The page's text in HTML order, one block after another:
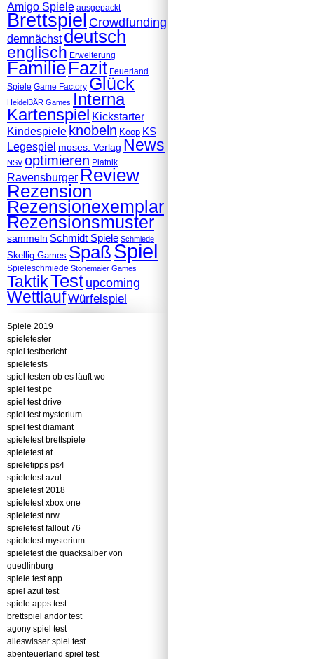
Amigo Spiele ausgepackt
Brettspiel Crowdfunding
demnächst deutsch
englisch Erweiterung
FamilieFazit Feuerland
Spiele Game Factory Glück
HeidelBÄR Games Interna
Kartenspiel Kickstarter
Kindespiele knobeln Koop KS
Legespiel moses. Verlag News
NSV optimieren Piatnik
RavensburgerReview
Rezension
Rezensionexemplar
Rezensionsmuster
sammeln Schmidt Spiele Schmiede
Skellig Games SpaßSpiel
Spieleschmiede Stonemaier Games
TaktikTest upcoming
WettlaufWürfelspiel
Spiele 2019
spieletester
spiel testbericht
spieletests
spiel testen ob es läuft wo
spiel test pc
spiel test drive
spiel test mysterium
spiel test diamant
spieletest brettspiele
spieletest at
spieletipps ps4
spieletest azul
spieletest 2018
spieletest xbox one
spieletest nrw
spieletest fallout 76
spieletest mysterium
spieletest die quacksalber von
quedlinburg
spiele test app
spiel azul test
spiele apps test
brettspiel andor test
agony spiel test
alleswisser spiel test
abenteuerland spiel test